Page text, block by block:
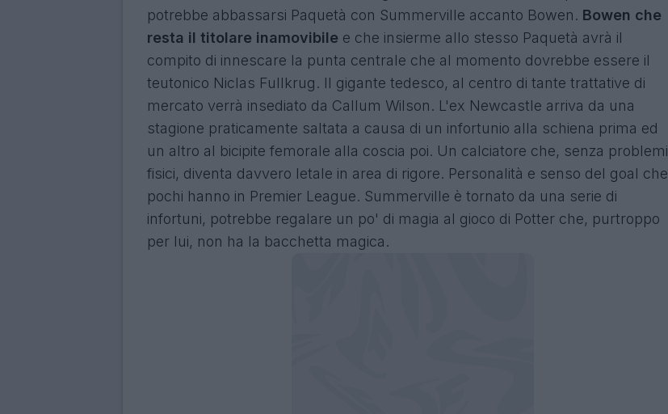
potrebbe abbassarsi Paquetà con Summerville accanto Bowen. Bowen che
resta il titolare inamovibile e che insierme allo stesso Paquetà avrà il
compito di innescare la punta centrale che al momento dovrebbe essere il
teutonico Niclas Fullkrug. Il gigante tedesco, al centro di tante trattative di
mercato verrà insediato da Callum Wilson. L'ex Newcastle arriva da una
stagione praticamente saltata a causa di un infortunio alla schiena prima ed
un altro al bicipite femorale alla coscia poi. Un calciatore che, senza problemi
fisici, diventa davvero letale in area di rigore. Personalità e senso del goal che
pochi hanno in Premier League. Summerville è tornato da una serie di
infortuni, potrebbe regalare un po' di magia al gioco di Potter che, purtroppo
per lui, non ha la bacchetta magica.